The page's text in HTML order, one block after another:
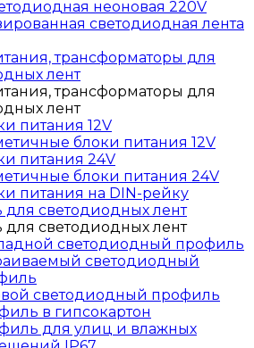
неоновая 220V
светодиодная лента
трансформаторы для
лент
трансформаторы для
лент
питания 12V
блоки питания 12V
питания 24V
блоки питания 24V
питания на DIN-рейку
светодиодных лент
светодиодных лент
светодиодный профиль
светодиодный
светодиодный профиль
в гипсокартон
для улиц и влажных